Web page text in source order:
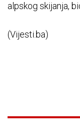
alpskog skijanja,
(Vijesti.ba)